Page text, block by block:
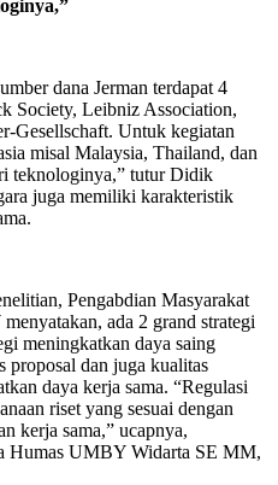
dana Jerman terdapat 4
Society, Leibniz Association,
Gesellschaft. Untuk kegiatan
misal Malaysia, Thailand, dan
teknologinya,” tutur Didik
juga memiliki karakteristik
Pengabdian Masyarakat
ada 2 grand strategi
meningkatkan daya saing
proposal dan juga kualitas
daya kerja sama. “Regulasi
riset yang sesuai dengan
kerja sama,” ucapnya,
Humas UMBY Widarta SE MM,